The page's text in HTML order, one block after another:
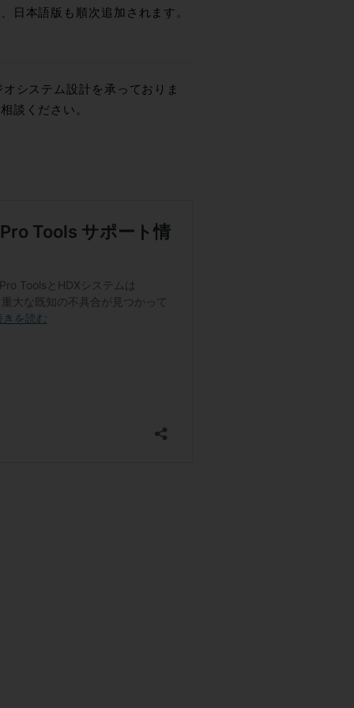
日本語版も順次追加されます。
システム設計を承っておりま
談ください。